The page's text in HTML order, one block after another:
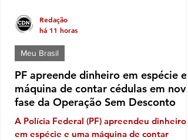
PF apreende dinheiro em espécie e
máquina de contar cédulas em nova
fase da Operação Sem Desconto
A Polícia Federal (PF) apreendeu dinheiro
em espécie e uma máquina de contar
Meu Brasil
Redação
há 11 horas